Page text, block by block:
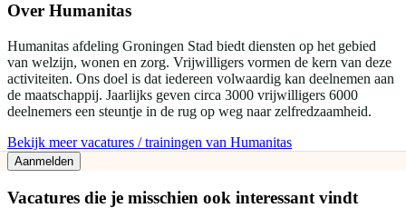
Over Humanitas
Humanitas afdeling Groningen Stad biedt diensten op het gebied
van welzijn, wonen en zorg. Vrijwilligers vormen de kern van deze
activiteiten. Ons doel is dat iedereen volwaardig kan deelnemen aan
de maatschappij. Jaarlijks geven circa 3000 vrijwilligers 6000
deelnemers een steuntje in de rug op weg naar zelfredzaamheid.
Bekijk meer vacatures / trainingen van Humanitas
Aanmelden
Vacatures die je misschien ook interessant vindt